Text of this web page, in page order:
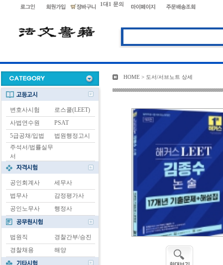
1대1 문의
변호사시험
로스쿨(LEET)
사법연수원
PSAT
5급공채/입법
법원행정고시
주석서/법률실무
서
공인회계사
세무사
법무사
감정평가사
공인노무사
행정사
법원직
경찰간부/승진
경찰채용
해양
HOME > 도서/서브노트 상세